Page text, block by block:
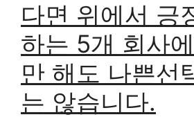
다면 위에서 긍
하는 5개 회사
만 해도 나쁜선
는 않습니다.